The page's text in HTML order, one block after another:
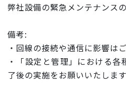
弊社設備の緊急メンテナンス
備考:
・回線の接続や通信に影響は
・「設定と管理」における
了後の実施をお願いいたします